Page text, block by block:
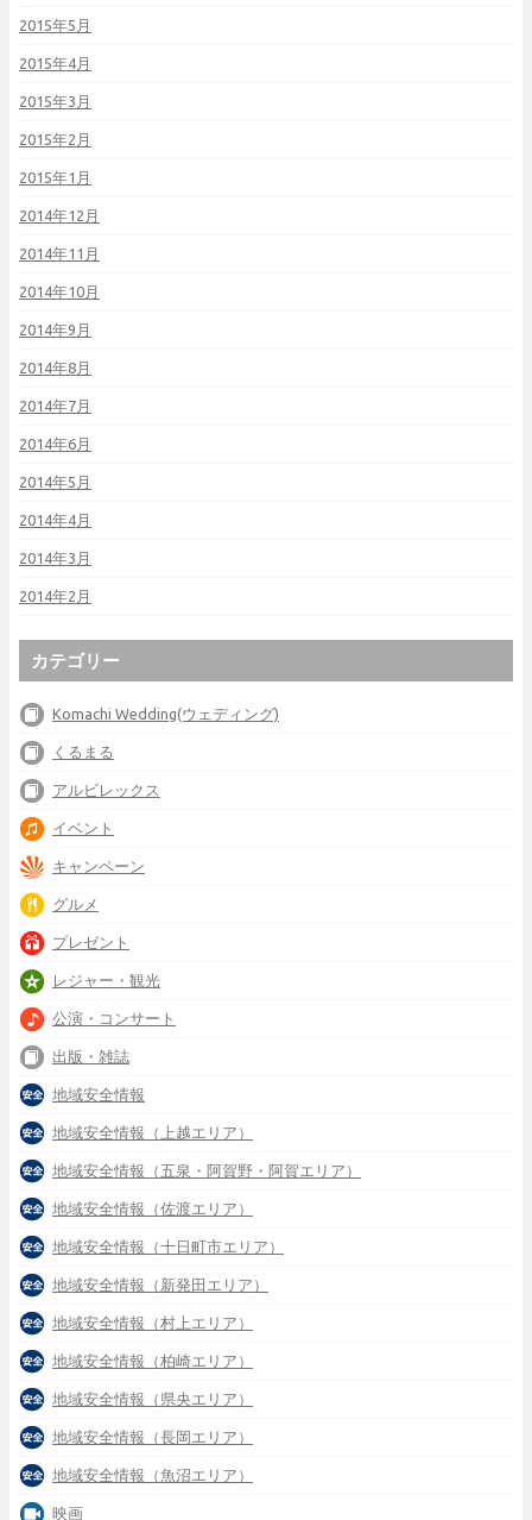
2015年5月
2015年4月
2015年3月
2015年2月
2015年1月
2014年12月
2014年11月
2014年10月
2014年9月
2014年8月
2014年7月
2014年6月
2014年5月
2014年4月
2014年3月
2014年2月
カテゴリー
Komachi Wedding(ウェディング)
くるまる
アルビレックス
イベント
キャンペーン
グルメ
プレゼント
レジャー・観光
公演・コンサート
出版・雑誌
地域安全情報
地域安全情報（上越エリア）
地域安全情報（五泉・阿賀野・阿賀エリア）
地域安全情報（佐渡エリア）
地域安全情報（十日町市エリア）
地域安全情報（新発田エリア）
地域安全情報（村上エリア）
地域安全情報（柏崎エリア）
地域安全情報（県央エリア）
地域安全情報（長岡エリア）
地域安全情報（魚沼エリア）
映画